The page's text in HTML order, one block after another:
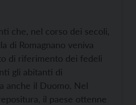
che, nel corso dei secoli,
di Romagnano veniva
di riferimento dei fedeli
gli abitanti di
anche il Duomo. Nel
il paese ottenne